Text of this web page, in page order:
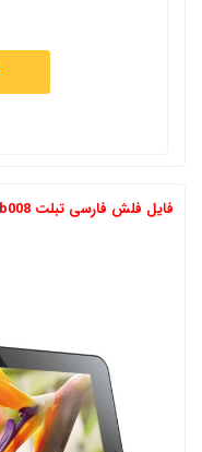
فایل فلش فارسی تبلت Huawei MediaPad 7 Youth2 S7-721U b008